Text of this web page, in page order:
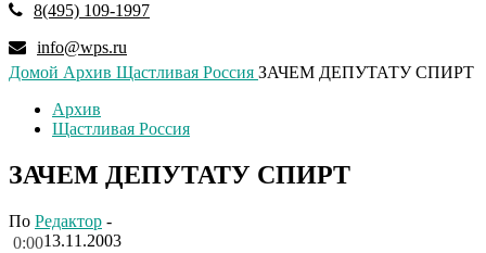
8(495) 109-1997
info@wps.ru
Домой Архив Щастливая Россия ЗАЧЕМ ДЕПУТАТУ СПИРТ
Архив
Щастливая Россия
ЗАЧЕМ ДЕПУТАТУ СПИРТ
По Редактор -
13.11.2003
0:00